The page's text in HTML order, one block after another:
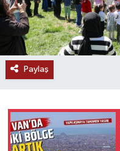
Paylaş